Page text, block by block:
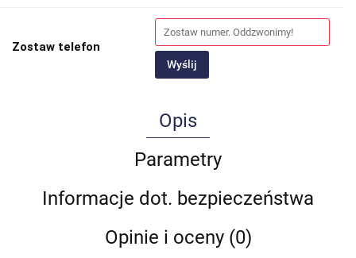
Zostaw telefon
Wyślij
Opis
Parametry
Informacje dot. bezpieczeństwa
Opinie i oceny (0)